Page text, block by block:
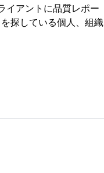
イアントに品質レポー
探している個人、組織